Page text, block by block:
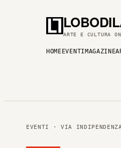
ARTE E CULTURA
HOME EVENTI MAGAZINE
EVENTI · VIA